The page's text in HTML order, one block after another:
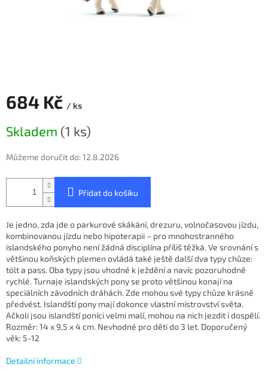
684 Kč / ks
cena:
Skladem (1 ks)
Můžeme doručit do:12.8.2026
Přidat do košíku
Je jedno, zda jde o parkurové skákání, drezuru, volnočasovou jízdu,
kombinovanou jízdu nebo hipoterapii – pro mnohostranného
islandského ponyho není žádná disciplína příliš těžká. Ve srovnání s
většinou koňských plemen ovládá také ještě další dva typy chůze:
tölt a pass. Oba typy jsou vhodné k ježdění a navíc pozoruhodně
rychlé. Turnaje islandských pony se proto většinou konají na
speciálních závodních dráhách. Zde mohou své typy chůze krásně
předvést. Islandští pony mají dokonce vlastní mistrovství světa.
Ačkoli jsou islandští poníci velmi malí, mohou na nich jezdit i dospělí.
Rozměr: 14 x 9,5 x 4 cm. Nevhodné pro děti do 3 let. Doporučený
věk: 5-12
Detailní informace